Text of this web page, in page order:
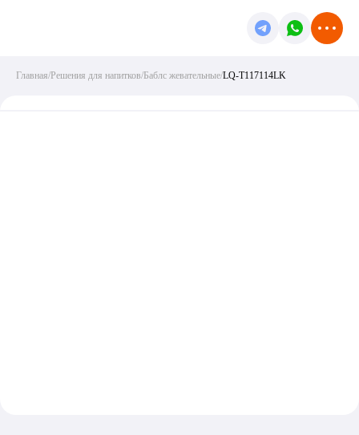
Главная/Решения для напитков/Баблс жевательные/LQ-T117114LK